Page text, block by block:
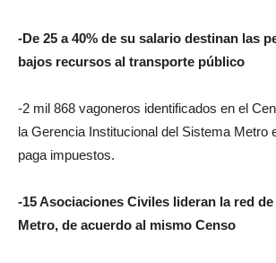
-De 25 a 40% de su salario destinan las
bajos recursos al transporte público
-2 mil 868 vagoneros identificados en el
la Gerencia Institucional del Sistema Metro
paga impuestos.
-15 Asociaciones Civiles lideran la red
Metro, de acuerdo al mismo Censo